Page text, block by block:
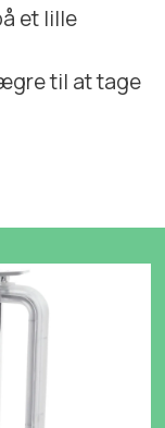
et lille
til at tage